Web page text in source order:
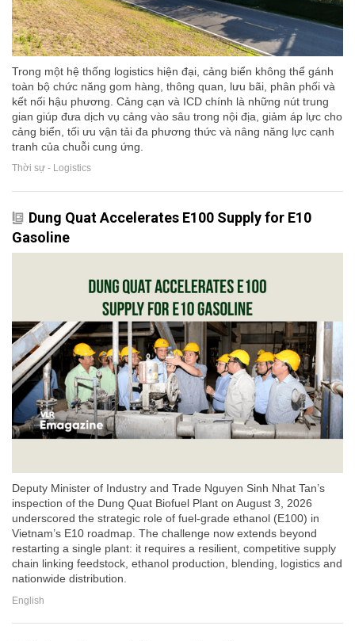
Trong một hệ thống logistics hiện đại, cảng biển không thể gánh
toàn bộ chức năng gom hàng, thông quan, lưu bãi, phân phối và
kết nối hậu phương. Cảng cạn và ICD chính là những nút trung
gian giúp đưa dịch vụ cảng vào sâu trong nội địa, giảm áp lực cho
cảng biển, tối ưu vận tải đa phương thức và nâng năng lực cạnh
tranh của chuỗi cung ứng.
Thời sự - Logistics
Dung Quat Accelerates E100 Supply for E10
Gasoline
Deputy Minister of Industry and Trade Nguyen Sinh Nhat Tan’s
inspection of the Dung Quat Biofuel Plant on August 3, 2026
underscored the strategic role of fuel-grade ethanol (E100) in
Vietnam’s E10 roadmap. The challenge now extends beyond
restarting a single plant: it requires a resilient, competitive supply
chain linking feedstock, ethanol production, blending, logistics and
nationwide distribution.
English